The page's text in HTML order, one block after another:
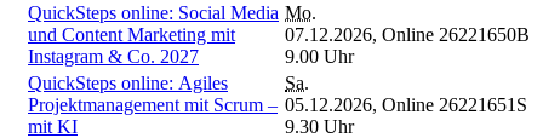
QuickSteps online: Social Media
und Content Marketing mit
Instagram & Co. 2027
Mo.
07.12.2026,
9.00 Uhr
Online 26221650B
QuickSteps online: Agiles
Projektmanagement mit Scrum –
mit KI
Sa.
05.12.2026,
9.30 Uhr
Online 26221651S